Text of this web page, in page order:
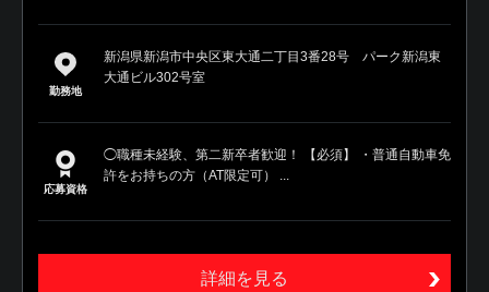
勤務地
新潟県新潟市中央区東大通二丁目3番28号 パーク新潟東
大通ビル302号室
応募資格
◯職種未経験、第二新卒者歓迎！ 【必須】 ・普通自動車免
許をお持ちの方（AT限定可） ...
詳細を見る